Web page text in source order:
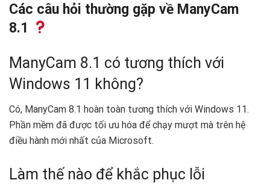
Các câu hỏi thường gặp về ManyCam
8.1
ManyCam 8.1 có tương thích với
Windows 11 không?
Có, ManyCam 8.1 hoàn toàn tương thích với Windows 11.
Phần mềm đã được tối ưu hóa để chạy mượt mà trên hệ
điều hành mới nhất của Microsoft.
Làm thế nào để khắc phục lỗi